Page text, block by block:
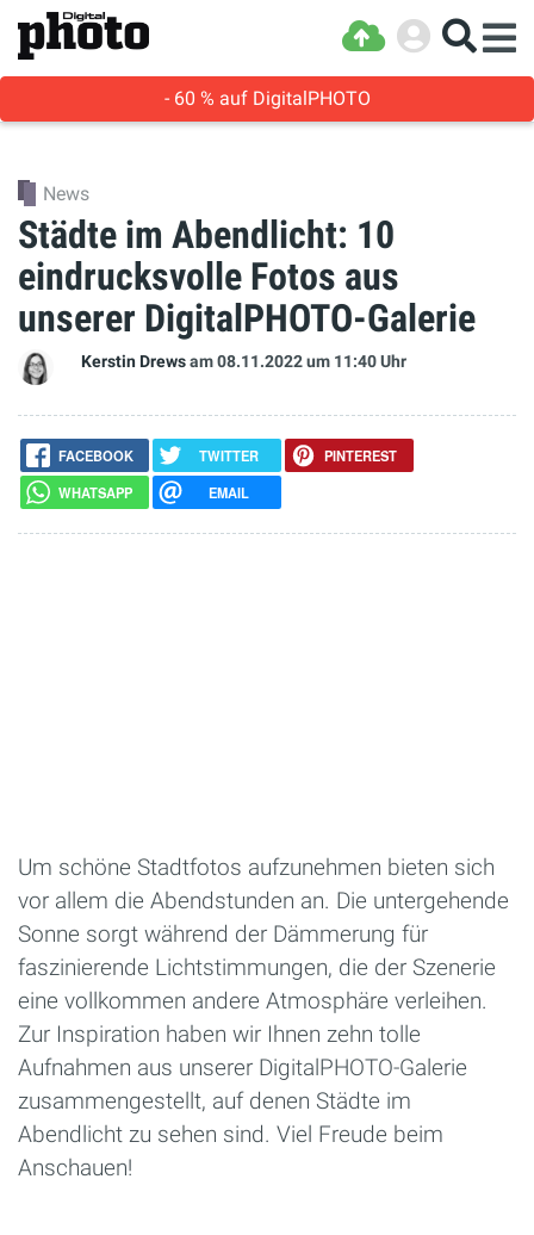
- 60 % auf DigitalPHOTO
News
Städte im Abendlicht: 10
eindrucksvolle Fotos aus
unserer DigitalPHOTO-Galerie
Kerstin Drewsam 08.11.2022um 11:40 Uhr
FACEBOOK TWITTER
PINTEREST
WHATSAPP
EMAIL
Um schöne Stadtfotos aufzunehmen bieten sich
vor allem die Abendstunden an. Die untergehende
Sonne sorgt während der Dämmerung für
faszinierende Lichtstimmungen, die der Szenerie
eine vollkommen andere Atmosphäre verleihen.
Zur Inspiration haben wir Ihnen zehn tolle
Aufnahmen aus unserer DigitalPHOTO-Galerie
zusammengestellt, auf denen Städte im
Abendlicht zu sehen sind. Viel Freude beim
Anschauen!